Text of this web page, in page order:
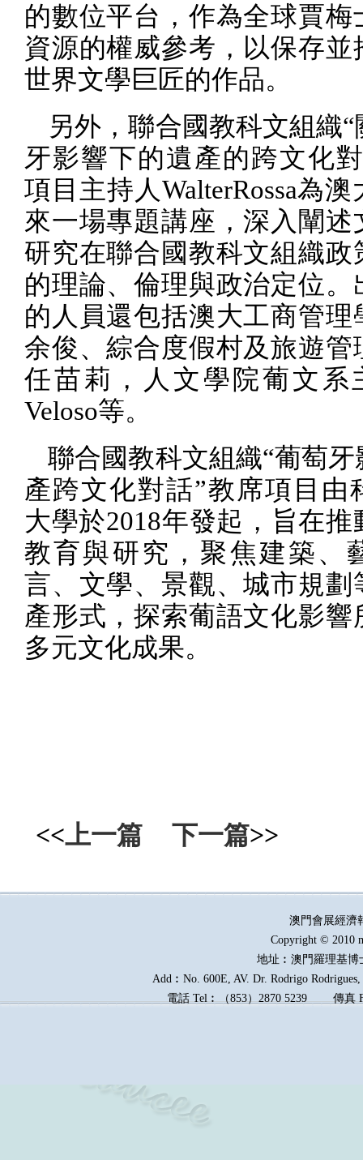
的數位平台，作為全球賈梅
資源的權威參考，以保存並
世界文學巨匠的作品。
另外，聯合國教科文組織
牙影響下的遺產的跨文化
項目主持人WalterRossa為澳
來一場專題講座，深入闡述
研究在聯合國教科文組織政
的理論、倫理與政治定位。
的人員還包括澳大工商管理
余俊、綜合度假村及旅遊管
任苗莉，人文學院葡文系
Veloso等。
聯合國教科文組織“葡萄
產跨文化對話”教席項目由
大學於2018年發起，旨在推
教育與研究，聚焦建築、
言、文學、景觀、城市規劃
產形式，探索葡語文化影響
多元文化成果。
<<上一篇 下一篇>>
澳門會展經
Copyright © 2010
地址︰澳門羅理基博
Add︰No. 600E, AV. Dr. Rodrigo
電話 Tel︰（853）2870 5239傳真